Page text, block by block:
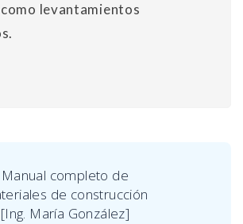
levantamientos
Manual completo de
de construcción
[Ing. María González]